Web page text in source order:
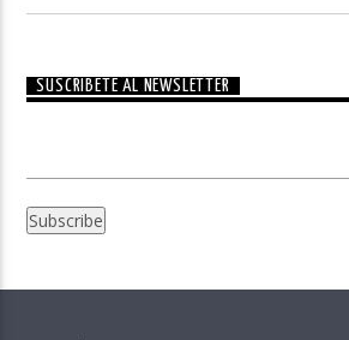
SUSCRÍBETE AL NEWSLETTER